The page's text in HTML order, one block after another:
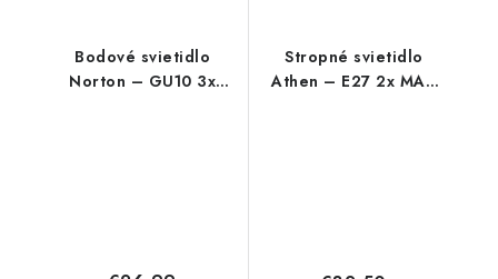
Bodové svietidlo
Norton – GU10 3x
Stropné svietidlo
Athen – E27 2x MAX